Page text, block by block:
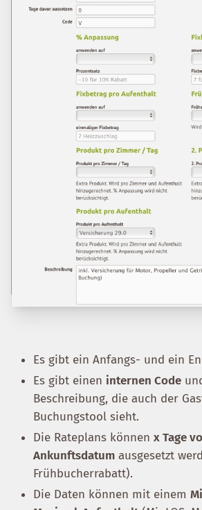
Es gibt ein Anfangs- und ein
Es gibt einen internen Code
Beschreibung, die auch der
Buchungstool sieht.
Die Rateplans können x Tage
Ankunftsdatum ausgesetzt
Frühbucherrabatt).
Die Daten können mit einem